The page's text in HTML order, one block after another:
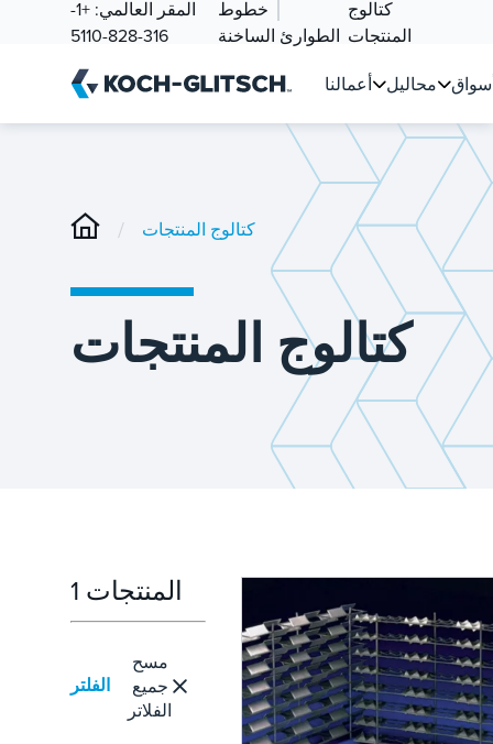
المقر العالمي:
+1-
316-828-5110
خطوط
الطوارئ الساخنة
كتالوج
المنتجات
أعمالنا محاليل
/ كتالوج المنتجات
كتالوج المنتجات
1 المنتجات
الفلتر
مسح
جميع
الفلاتر